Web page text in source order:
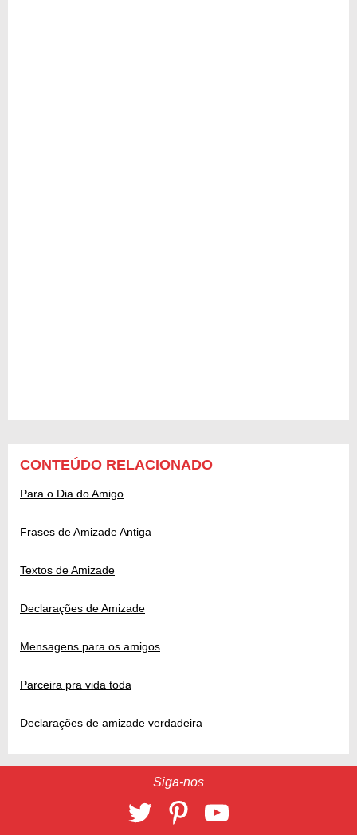
CONTEÚDO RELACIONADO
Para o Dia do Amigo
Frases de Amizade Antiga
Textos de Amizade
Declarações de Amizade
Mensagens para os amigos
Parceira pra vida toda
Declarações de amizade verdadeira
Siga-nos